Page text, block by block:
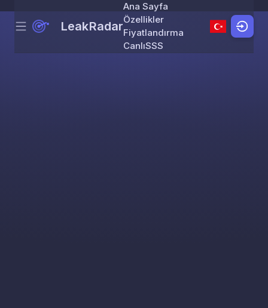
Skip to content
Menu LeakRadar
Ana Sayfa
Özellikler
Fiyatlandırma
CanlıSSS